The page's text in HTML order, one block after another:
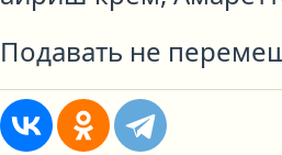
Подавать не